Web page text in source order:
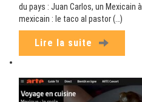
du pays : Juan Carlos, un Mexicain
mexicain : le taco al pastor (…)
Lire la suite